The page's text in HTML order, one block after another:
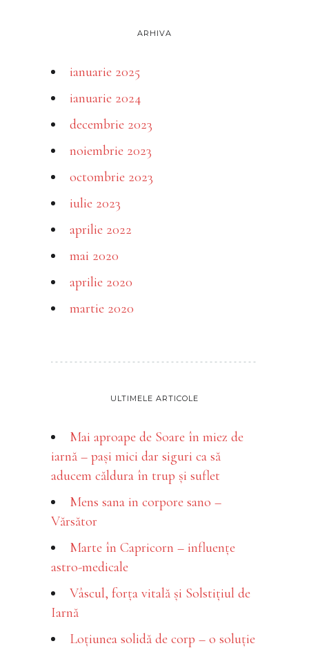
ARHIVA
ianuarie 2025
ianuarie 2024
decembrie 2023
noiembrie 2023
octombrie 2023
iulie 2023
aprilie 2022
mai 2020
aprilie 2020
martie 2020
ULTIMELE ARTICOLE
Mai aproape de Soare în miez de
iarnă – pași mici dar siguri ca să
aducem căldura în trup și suflet
Mens sana in corpore sano –
Vărsător
Marte în Capricorn – influențe
astro-medicale
Vâscul, forța vitală și Solstițiul de
Iarnă
Loțiunea solidă de corp – o soluție